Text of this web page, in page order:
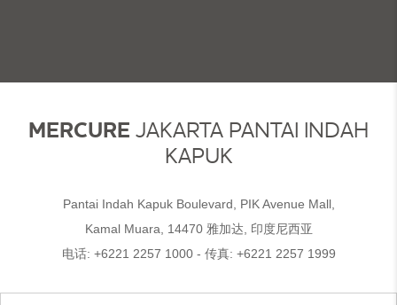
MERCURE JAKARTA PANTAI INDAH
KAPUK
Pantai Indah Kapuk Boulevard, PIK Avenue Mall,
Kamal Muara, 14470 雅加达, 印度尼西亚
电话: +6221 2257 1000- 传真: +6221 2257 1999